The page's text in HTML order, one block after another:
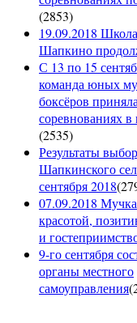
(2853)
19.09.2018
Шапкино
С 13 по 15
команда юных
боксёров
соревнованиях в
(2535)
Результаты
Шапкинского
сентября 2018(
07.09.2018
красотой,
и
9-го сентября
органы местного
самоуправления(